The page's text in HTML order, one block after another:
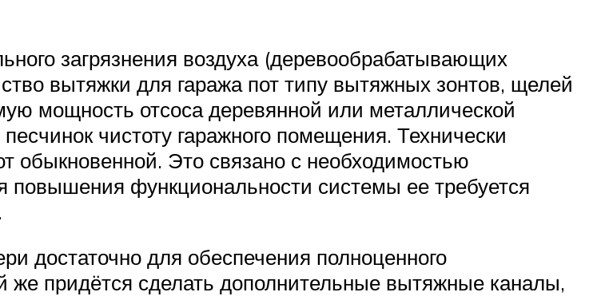
загрязнения воздуха (деревообрабатывающих
вытяжки для гаража пот типу вытяжных зонтов, щелей
мощность отсоса деревянной или металлической
чистоту гаражного помещения. Технически
обыкновенной. Это связано с необходимостью
функциональности системы ее требуется
достаточно для обеспечения полноценного
же придётся сделать дополнительные вытяжные каналы,